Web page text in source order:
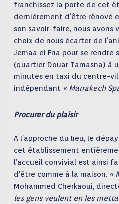
franchissez la porte de cet
dernièrement d’être rénové
son savoir-faire, nous
choix de nous écarter de
Jemaa el Fna pour se rendre
(quartier Douar Tamasna) à
minutes en taxi du centre-
indépendant « Marrakech
Procurer du plaisir
A l’approche du lieu, le
cet établissement
l’accueil convivial est ainsi
d’être comme à la maison. «
Mohammed Cherkaoui,
les gens veulent en les